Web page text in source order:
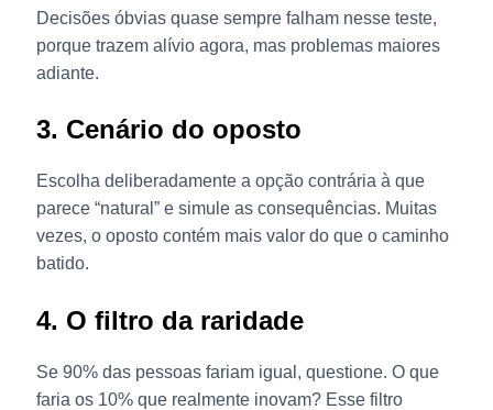
Decisões óbvias quase sempre falham nesse teste,
porque trazem alívio agora, mas problemas maiores
adiante.
3. Cenário do oposto
Escolha deliberadamente a opção contrária à que
parece “natural” e simule as consequências. Muitas
vezes, o oposto contém mais valor do que o caminho
batido.
4. O filtro da raridade
Se 90% das pessoas fariam igual, questione. O que
faria os 10% que realmente inovam? Esse filtro